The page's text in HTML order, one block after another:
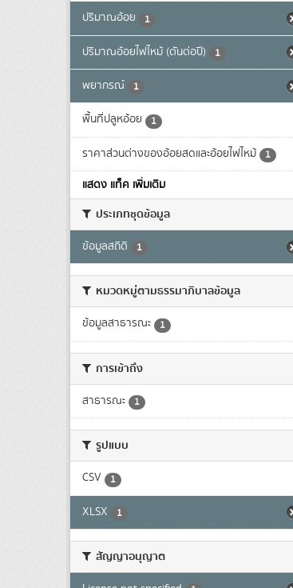
ปริมาณอ้อย 1
ปริมาณอ้อยไฟไหม้ (ตันต่อปี) 1
พยากรณ์ 1
พื้นที่ปลูหอ้อย 1
ราคาส่วนต่างของอ้อยสดและอ้อยไฟไหม้ 1
แสดง แท็ค เพิ่มเติม
ประเภทชุดข้อมูล
ข้อมูลสถิติ 1
หมวดหมู่ตามธรรมาภิบาลข้อมูล
ข้อมูลสาธารณะ 1
การเข้าถึง
สาธารณะ 1
รูปแบบ
CSV 1
XLSX 1
สัญญาอนุญาต